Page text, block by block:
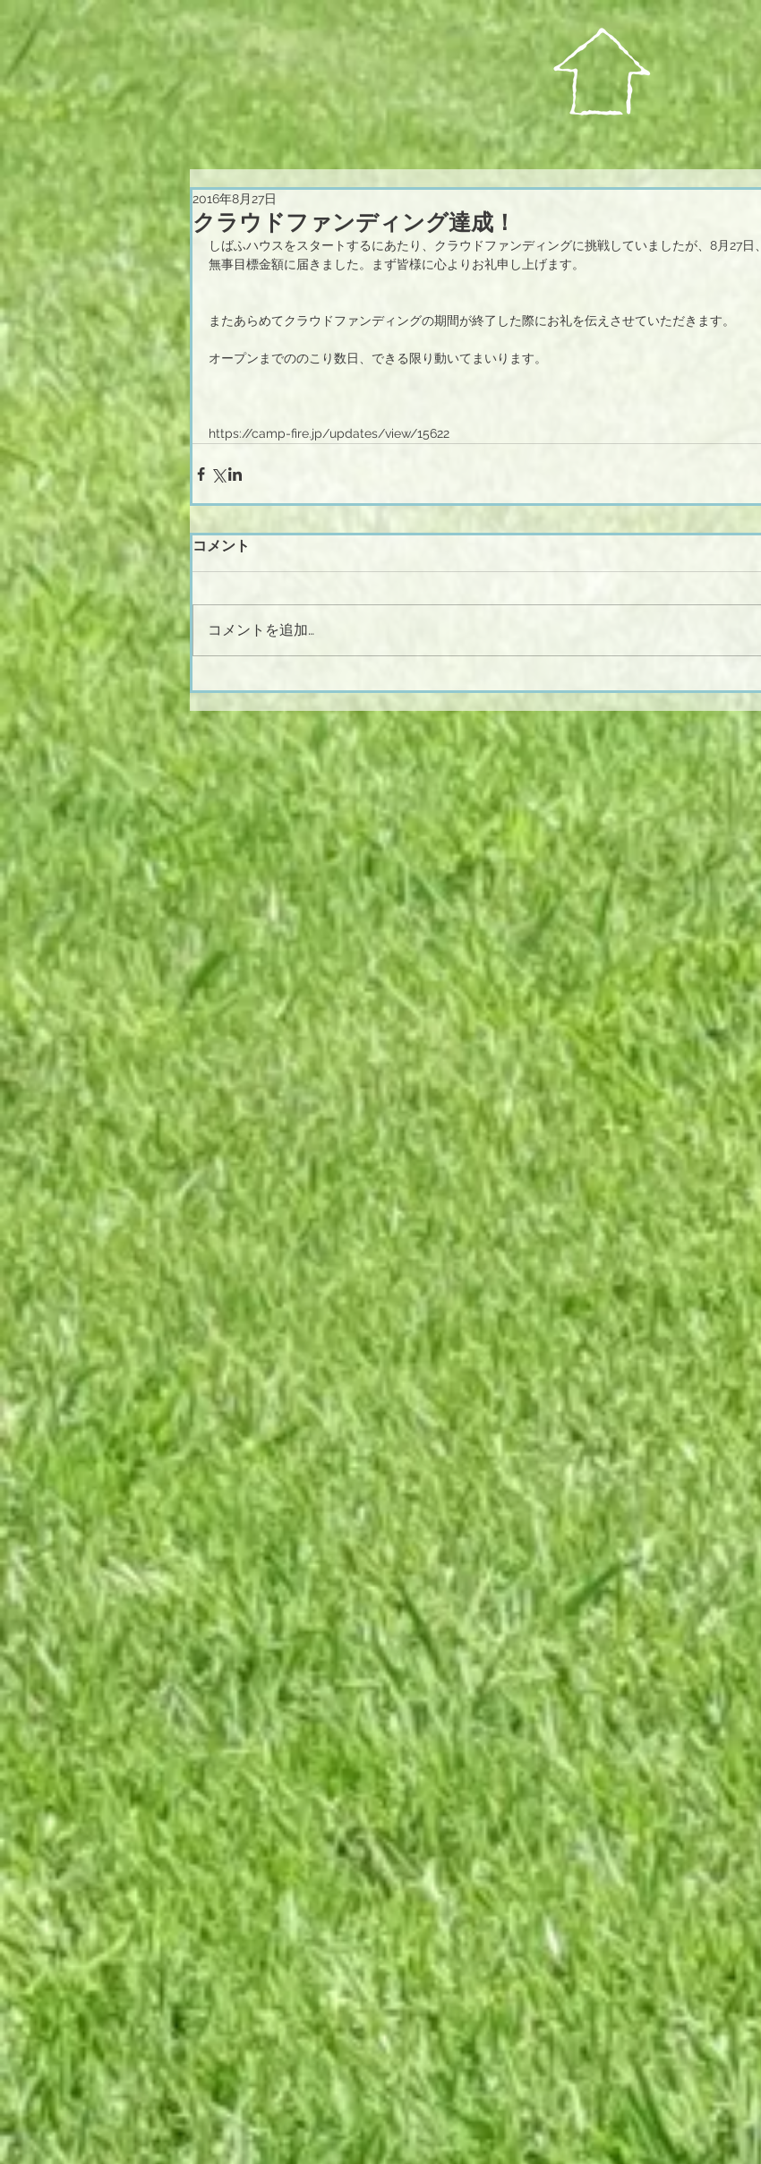
クラウドファンディング達成！
2016年8月27日
しばふハウスをスタートするにあたり、クラウドファンディングに挑戦していましたが、8月27日、
無事目標金額に届きました。まず皆様に心よりお礼申し上げます。
またあらめてクラウドファンディングの期間が終了した際にお礼を伝えさせていただきます。
オープンまでののこり数日、できる限り動いてまいります。
https://camp-fire.jp/updates/view/15622
コメント
コメントを追加…